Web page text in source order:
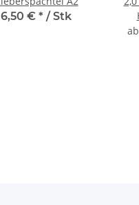
6,50 € * / Stk